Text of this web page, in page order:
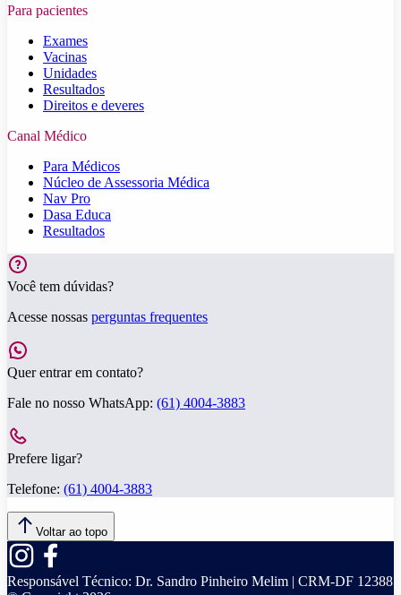
Para pacientes
Exames
Vacinas
Unidades
Resultados
Direitos e deveres
Canal Médico
Para Médicos
Núcleo de Assessoria Médica
Nav Pro
Dasa Educa
Resultados
Você tem dúvidas?
Acesse nossas perguntas frequentes
Quer entrar em contato?
Fale no nosso WhatsApp: (61) 4004-3883
Prefere ligar?
Telefone: (61) 4004-3883
Voltar ao topo
Responsável Técnico: Dr. Sandro Pinheiro Melim | CRM-DF 12388